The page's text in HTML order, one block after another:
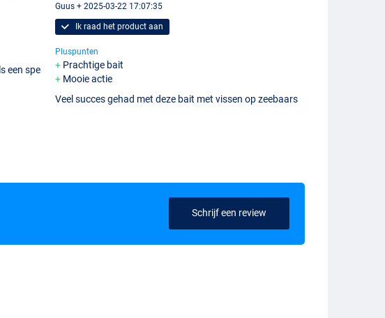
een spe
Guus + 2025-03-22 17:07:35
Ik raad het product aan
Pluspunten
Prachtige bait
Mooie actie
Veel succes gehad met deze bait met vissen op zeebaars
Schrijf een review